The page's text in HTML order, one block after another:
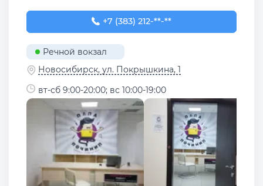
+7 (383) 212-71-36
+7 (383) 212-**-**
Речной вокзал
Новосибирск, ул. Покрышкина, 1
вт-сб 9:00-20:00; вс 10:00-19:00